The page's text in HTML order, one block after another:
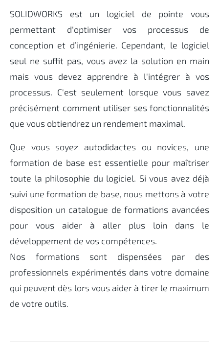
SOLIDWORKS est un logiciel de pointe vous
permettant d'optimiser vos processus de
conception et d’ingénierie. Cependant, le logiciel
seul ne suffit pas, vous avez la solution en main
mais vous devez apprendre à l'intégrer à vos
processus. C'est seulement lorsque vous savez
précisément comment utiliser ses fonctionnalités
que vous obtiendrez un rendement maximal.
Que vous soyez autodidactes ou novices, une
formation de base est essentielle pour maîtriser
toute la philosophie du logiciel. Si vous avez déjà
suivi une formation de base, nous mettons à votre
disposition un catalogue de formations avancées
pour vous aider à aller plus loin dans le
développement de vos compétences.
Nos formations sont dispensées par des
professionnels expérimentés dans votre domaine
qui peuvent dès lors vous aider à tirer le maximum
de votre outils.